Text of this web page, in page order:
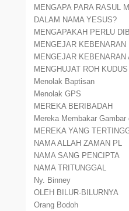
MENGAPA PARA RASUL
DALAM NAMA YESUS?
MENGAPAKAH PERLU
MENGEJAR KEBENARAN
MENGEJAR KEBENARAN
MENGHUJAT ROH KUDUS
Menolak Baptisan
Menolak GPS
MEREKA BERIBADAH
Mereka Membakar Gambar
MEREKA YANG
NAMA ALLAH ZAMAN PL
NAMA SANG PENCIPTA
NAMA TRITUNGGAL
Ny. Binney
OLEH BILUR-BILURNYA
Orang Bodoh